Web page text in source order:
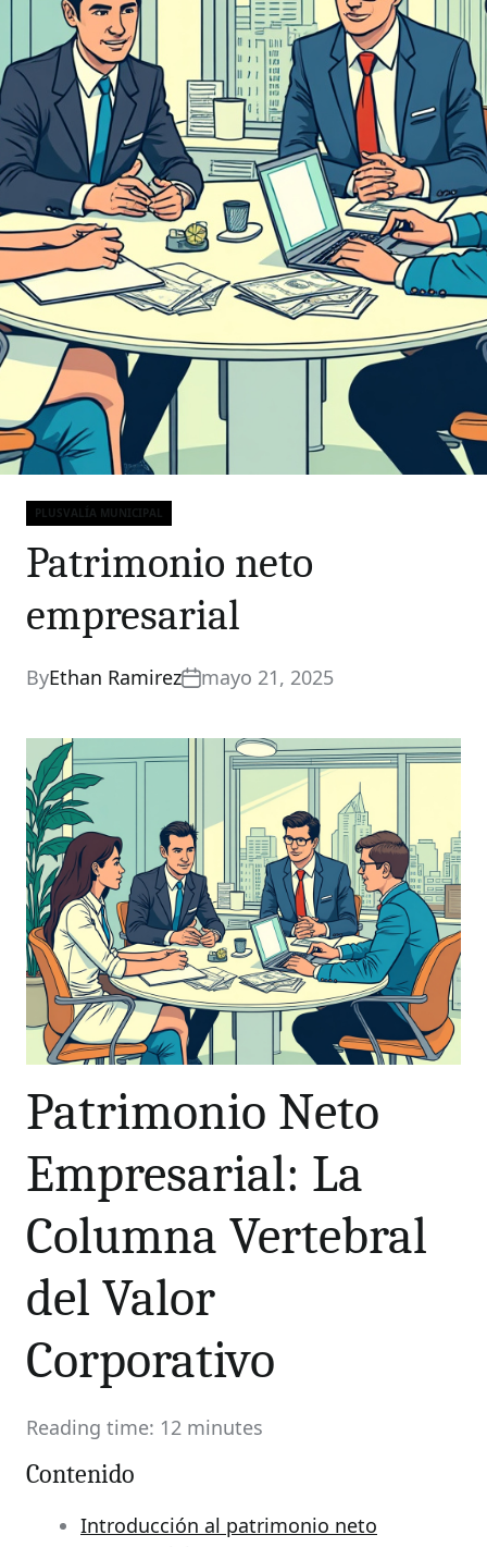
Categories
PLUSVALÍA MUNICIPAL
Patrimonio neto
empresarial
ByEthan Ramirez mayo 21, 2025
Patrimonio Neto
Empresarial: La
Columna Vertebral
del Valor
Corporativo
Reading time: 12 minutes
Contenido
Introducción al patrimonio neto